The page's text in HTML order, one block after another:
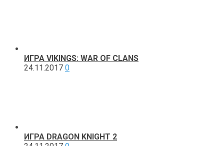
ИГРА VIKINGS: WAR OF CLANS
24.11.2017 0
ИГРА DRAGON KNIGHT 2